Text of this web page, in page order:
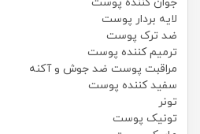
لایه بردار پوست
ضد ترک پوست
ترمیم کننده پوست
مراقبت پوست ضد جوش و آکنه
سفید کننده پوست
تونر
تونیک پوست